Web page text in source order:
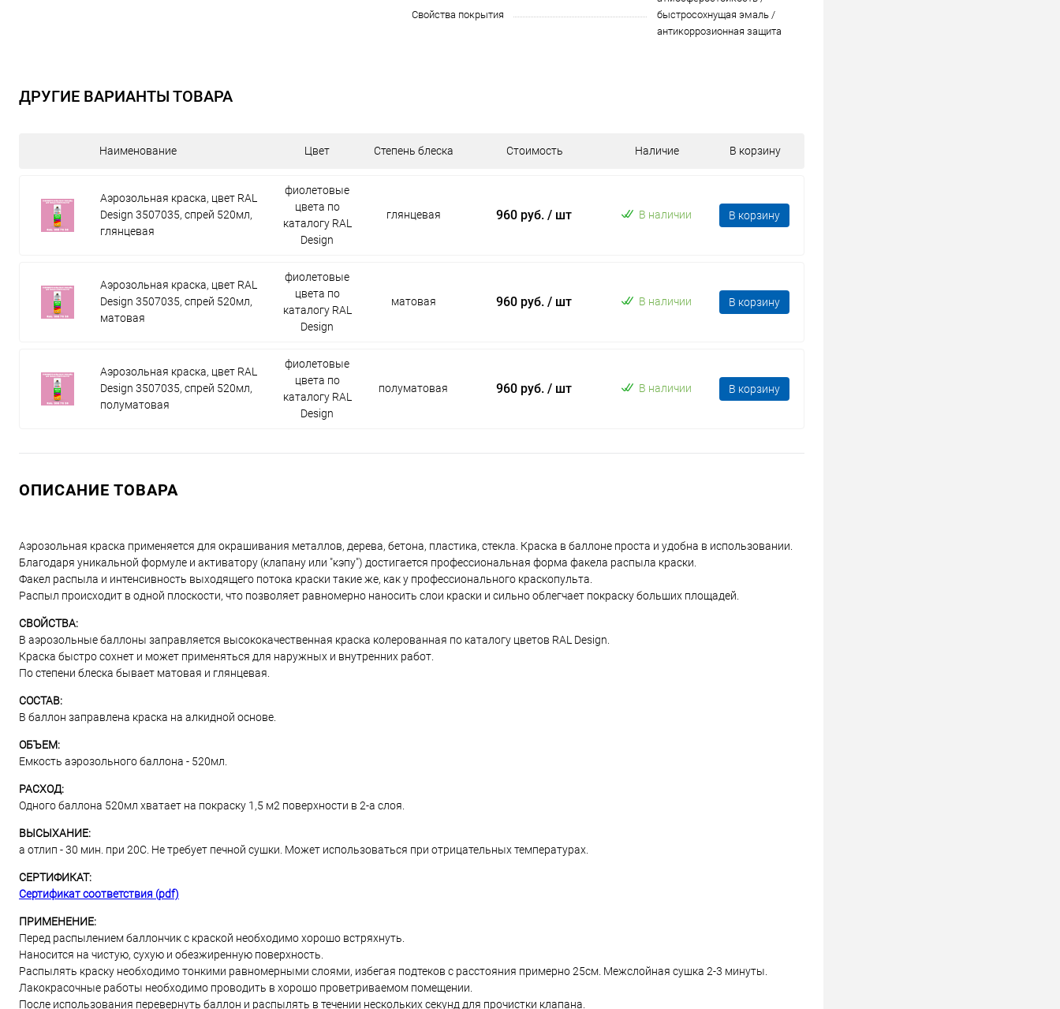
Свойства покрытия
быстросохнущая эмаль /
антикоррозионная защита
ДРУГИЕ ВАРИАНТЫ ТОВАРА
Наименование Цвет Степень блеска Стоимость Наличие В корзину
Аэрозольная краска, цвет RAL
Design 3507035, спрей 520мл,
глянцевая
фиолетовые
цвета по
каталогу RAL
Design
глянцевая 960 руб. / шт В наличии В корзину
Аэрозольная краска, цвет RAL
Design 3507035, спрей 520мл,
матовая
фиолетовые
цвета по
каталогу RAL
Design
матовая 960 руб. / шт В наличии В корзину
Аэрозольная краска, цвет RAL
Design 3507035, спрей 520мл,
полуматовая
фиолетовые
цвета по
каталогу RAL
Design
полуматовая 960 руб. / шт В наличии В корзину
ОПИСАНИЕ ТОВАРА
Аэрозольная краска применяется для окрашивания металлов, дерева, бетона, пластика, стекла. Краска в баллоне проста и удобна в использовании.
Благодаря уникальной формуле и активатору (клапану или "кэпу") достигается профессиональная форма факела распыла краски.
Факел распыла и интенсивность выходящего потока краски такие же, как у профессионального краскопульта.
Распыл происходит в одной плоскости, что позволяет равномерно наносить слои краски и сильно облегчает покраску больших площадей.
СВОЙСТВА:
В аэрозольные баллоны заправляется высококачественная краска колерованная по каталогу цветов RAL Design.
Краска быстро сохнет и может применяться для наружных и внутренних работ.
По степени блеска бывает матовая и глянцевая.
СОСТАВ:
В баллон заправлена краска на алкидной основе.
ОБЪЕМ:
Емкость аэрозольного баллона - 520мл.
РАСХОД:
Одного баллона 520мл хватает на покраску 1,5 м2 поверхности в 2-а слоя.
ВЫСЫХАНИЕ:
а отлип - 30 мин. при 20С. Не требует печной сушки. Может использоваться при отрицательных температурах.
СЕРТИФИКАТ:
Сертификат соответствия (pdf)
ПРИМЕНЕНИЕ:
Перед распылением баллончик с краской необходимо хорошо встряхнуть.
Наносится на чистую, сухую и обезжиренную поверхность.
Распылять краску необходимо тонкими равномерными слоями, избегая подтеков с расстояния примерно 25см. Межслойная сушка 2-3 минуты.
Лакокрасочные работы необходимо проводить в хорошо проветриваемом помещении.
После использования перевернуть баллон и распылять в течении нескольких секунд для прочистки клапана.